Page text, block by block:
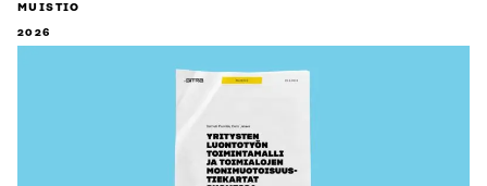
MUISTIO
2026